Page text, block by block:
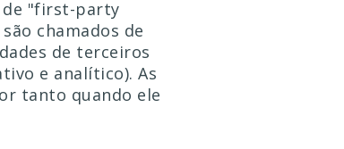
de "first-party
chamados de
de terceiros
e analítico). As
tanto quando ele